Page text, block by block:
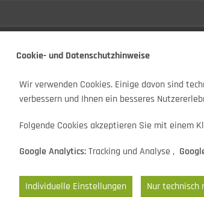
JURA
Cookie- und Datenschutzhinweise
Wir verwenden Cookies. Einige davon sind
verbessern und Ihnen ein besseres
Folgende Cookies akzeptieren Sie mit einem
Google Analytics:Tracking und Analyse ,
Individuelle Einstellungen Nur